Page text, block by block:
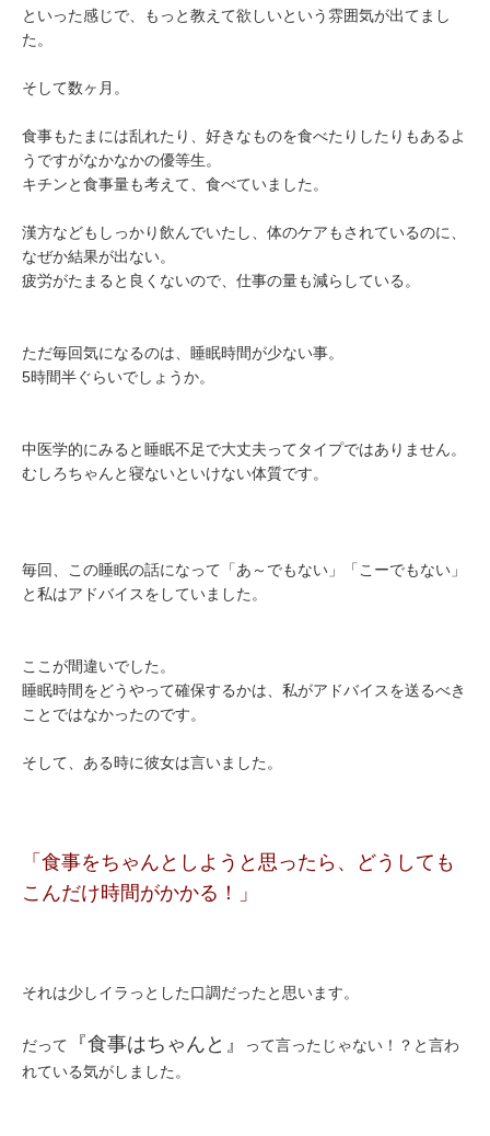
といった感じで、もっと教えて欲しいという雰囲気が出てまし
た。
そして数ヶ月。
食事もたまには乱れたり、好きなものを食べたりしたりもあるよ
うですがなかなかの優等生。
キチンと食事量も考えて、食べていました。
漢方などもしっかり飲んでいたし、体のケアもされているのに、
なぜか結果が出ない。
疲労がたまると良くないので、仕事の量も減らしている。
ただ毎回気になるのは、睡眠時間が少ない事。
5時間半ぐらいでしょうか。
中医学的にみると睡眠不足で大丈夫ってタイプではありません。
むしろちゃんと寝ないといけない体質です。
毎回、この睡眠の話になって「あ～でもない」「こーでもない」
と私はアドバイスをしていました。
ここが間違いでした。
睡眠時間をどうやって確保するかは、私がアドバイスを送るべき
ことではなかったのです。
そして、ある時に彼女は言いました。
「食事をちゃんとしようと思ったら、どうしても
こんだけ時間がかかる！」
それは少しイラっとした口調だったと思います。
だって 『食事はちゃんと』
って言ったじゃない！？と言わ
れている気がしました。